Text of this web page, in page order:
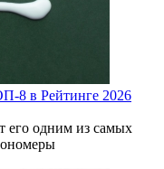
8 в Рейтинге 2026
его одним из самых